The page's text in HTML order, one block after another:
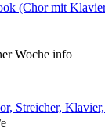
(Chor mit
Woche info
Streicher,